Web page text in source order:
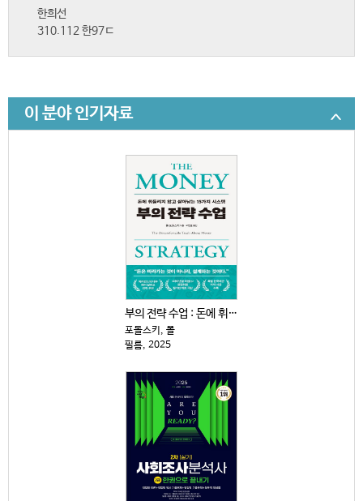
한희선
310.112 한97ㄷ
이 분야 인기자료
부의 전략 수업 : 돈에 휘둘리지 않고 살아남는 15가...
포돌스키, 폴
필름, 2025